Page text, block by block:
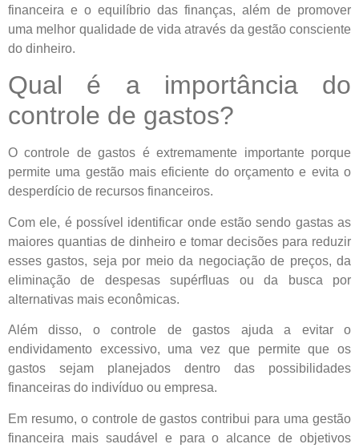
financeira e o equilíbrio das finanças, além de promover
uma melhor qualidade de vida através da gestão consciente
do dinheiro.
Qual é a importância do
controle de gastos?
O controle de gastos é extremamente importante porque
permite uma gestão mais eficiente do orçamento e evita o
desperdício de recursos financeiros.
Com ele, é possível identificar onde estão sendo gastas as
maiores quantias de dinheiro e tomar decisões para reduzir
esses gastos, seja por meio da negociação de preços, da
eliminação de despesas supérfluas ou da busca por
alternativas mais econômicas.
Além disso, o controle de gastos ajuda a evitar o
endividamento excessivo, uma vez que permite que os
gastos sejam planejados dentro das possibilidades
financeiras do indivíduo ou empresa.
Em resumo, o controle de gastos contribui para uma gestão
financeira mais saudável e para o alcance de objetivos